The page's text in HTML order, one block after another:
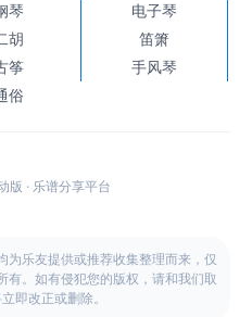
琴
电子琴
胡
笛箫
筝
手风琴
俗
版 · 乐谱分享平台
为乐友提供或推荐收集整理而来，仅
有。如有侵犯您的版权，请和我们取
即改正或删除。